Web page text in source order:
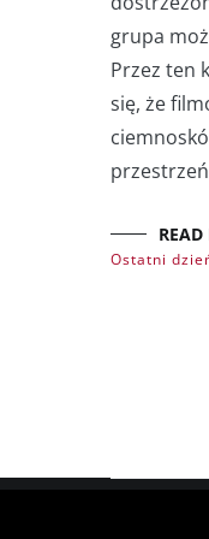
grupa
Przez ten
się, że
READ
Ostatni